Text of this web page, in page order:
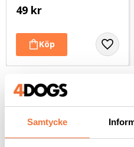
Samtycke
49 kr